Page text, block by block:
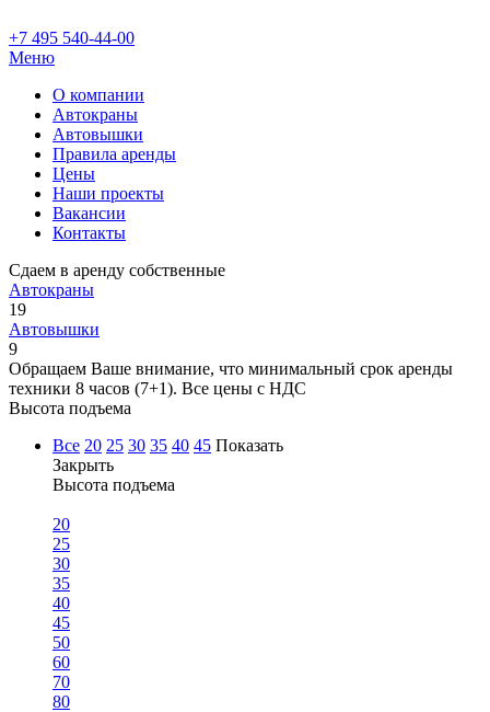
+7 495 540-44-00
Меню
О компании
Автокраны
Автовышки
Правила аренды
Цены
Наши проекты
Вакансии
Контакты
Сдаем в аренду собственные
Автокраны
19
Автовышки
9
Обращаем Ваше внимание, что минимальный срок аренды
техники 8 часов (7+1). Все цены с НДС
Высота подъема
Все 20 25 30 35 40 45 Показать
Закрыть
Высота подъема
20
25
30
35
40
45
50
60
70
80